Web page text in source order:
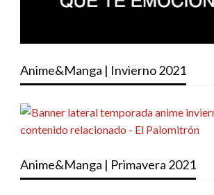
Anime&Manga | Invierno 2021
Anime&Manga | Primavera 2021